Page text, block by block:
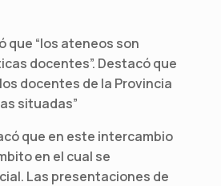
que “los ateneos son
docentes”. Destacó que
docentes de la Provincia
situadas”
que en este intercambio
en el cual se
Las presentaciones de